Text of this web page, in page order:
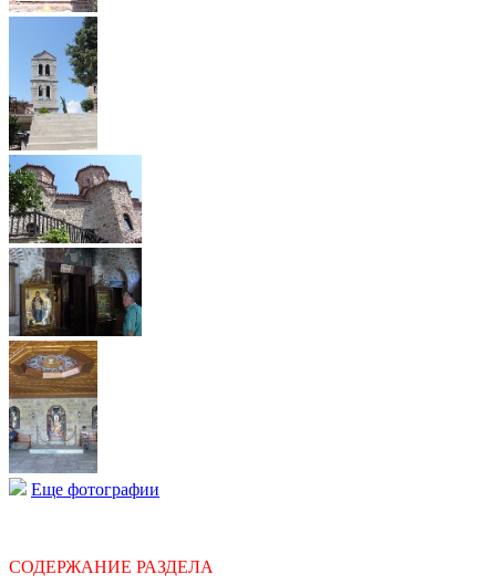
Еще фотографии
СОДЕРЖАНИЕ РАЗДЕЛА